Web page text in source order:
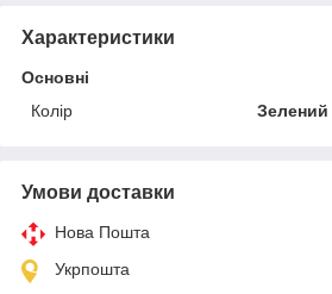
Характеристики
Основні
Колір
Зелений
Умови доставки
Нова Пошта
Укрпошта